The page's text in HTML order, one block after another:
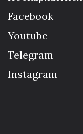
Facebook
Youtube
Telegram
Instagram